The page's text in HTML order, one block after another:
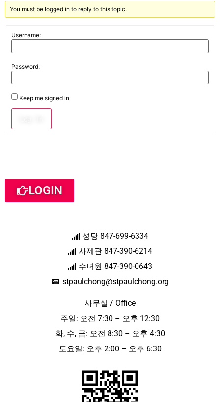
You must be logged in to reply to this topic.
Username:
Password:
Keep me signed in
LOGIN
성당 847-699-6334
사제관 847-390-6214
수녀원 847-390-0643
stpaulchong@stpaulchong.org
사무실 / Office
주일: 오전 7:30 – 오후 12:30
화, 수, 금: 오전 8:30 – 오후 4:30
토요일: 오후 2:00 – 오후 6:30